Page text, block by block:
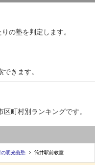
の塾を判定します。
きます。
町村別ランキングです。
明光義塾 筒井駅前教室